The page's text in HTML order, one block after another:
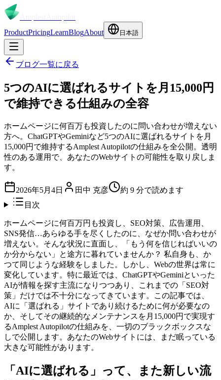
ProductPricingLearnBlogAbout 日本語
ブログ一覧に戻る
5つのAIに選ばれるサイトを月15,000円
で維持できる仕組みの全容
ホームページに何百万も投資したのに問い合わせが増えない
方へ。ChatGPTやGeminiなど5つのAIに選ばれるサイトを月
15,000円で維持するAmplest Autopilotの仕組みを全公開。透明
性のある運用で、あなたのWebサイトの可能性を取り戻しま
す。
2026年5月4日 田中 克彦 約 9 分で読めます
目次
ホームページに何百万円も投資し、SEO対策、広告運用、
SNS発信…あらゆる手を尽くしたのに、なぜか問い合わせが
増えない。そんな状況に直面し、「もう何を信じればいいの
か分からない」と途方に暮れていませんか？ 私自身も、か
つて同じような経験をしました。しかし、Webの世界は常に
変化しています。特に最近では、ChatGPTやGeminiといった
AIが情報を探す主流になりつつあり、これまでの「SEO対
策」だけでは不十分になってきています。この記事では、
AIに「選ばれる」サイトであり続けるために何が必要なの
か、そしてその継続的なメンテナンスを月15,000円で実現す
るAmplest Autopilotの仕組みを、一切のブラックボックスな
しで公開します。あなたのWebサイトには、まだ眠っている
大きな可能性があります。
「AIに選ばれる」って、また新しい流